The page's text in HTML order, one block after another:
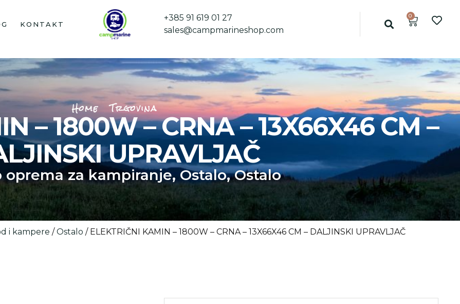
KONTAKT
+385 91 619 01 27
sales@campmarineshop.com
0
Home Trgovina
– 1800W – CRNA – 13X66X46 CM –
UPRAVLJAČ
oprema za kampiranje, Ostalo,Ostalo
i kampere /Ostalo / ELEKTRIČNI KAMIN – 1800W – CRNA – 13X66X46 CM – DALJINSKI UPRAVLJAČ